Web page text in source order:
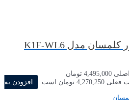
رله حفاظت موتور کلمسان مدل K1F-WL6
قیمت اصلی 4,495,000 تومان
تومان است.
افزودن به